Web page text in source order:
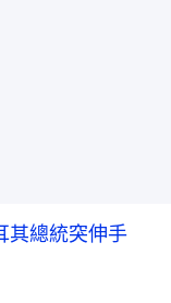
總統突伸手